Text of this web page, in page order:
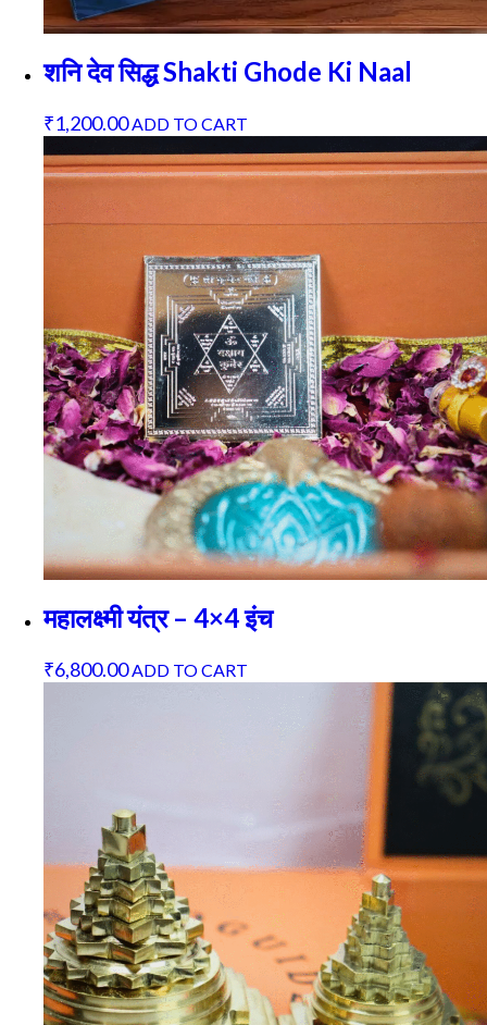
शनि देव सिद्ध Shakti Ghode Ki Naal
₹1,200.00ADD TO CART
महालक्ष्मी यंत्र – 4×4 इंच
₹6,800.00 ADD TO CART